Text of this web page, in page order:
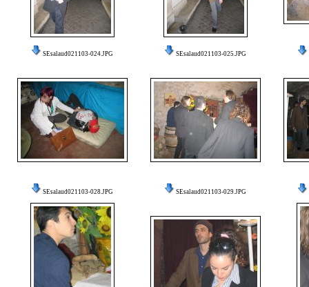
SEsalaud021103-024.JPG SEsalaud021103-025.JPG
SEsalaud021103-028.JPG SEsalaud021103-029.JPG